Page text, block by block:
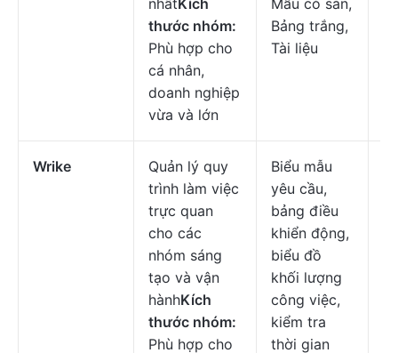
nhấtKích
thước nhóm:
Phù hợp cho
cá nhân,
doanh nghiệp
vừa và lớn
Mẫu có sẵn,
Bảng trắng,
Tài liệu
Wrike
Quản lý quy
trình làm việc
trực quan
cho các
nhóm sáng
tạo và vận
hànhKích
thước nhóm:
Phù hợp cho
Biểu mẫu
yêu cầu,
bảng điều
khiển động,
biểu đồ
khối lượng
công việc,
kiểm tra
thời gian